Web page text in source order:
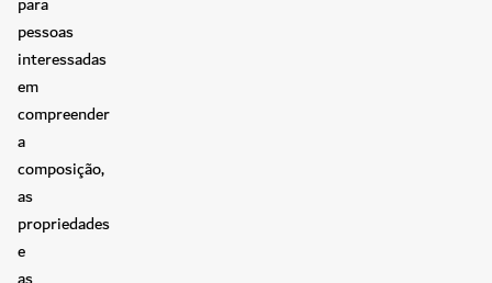
pessoas
interessadas
em
compreender
a
composição,
as
propriedades
e